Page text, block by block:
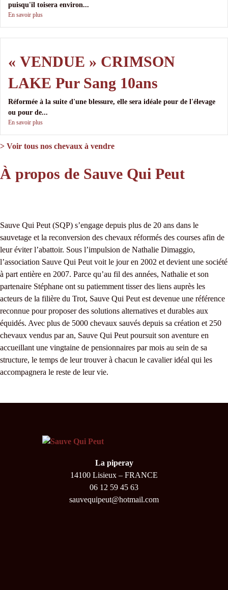
puisqu'il toisera environ...
En savoir plus
« VENDUE » CRIMSON
LAKE Pur Sang 10ans
Réformée à la suite d'une blessure, elle sera idéale pour de l'élevage
ou pour de...
En savoir plus
> Voir tous nos chevaux à vendre
À propos de Sauve Qui Peut
Sauve Qui Peut (SQP) s’engage depuis plus de 20 ans dans le
sauvetage et la reconversion des chevaux réformés des courses afin de
leur éviter l’abattoir. Sous l’impulsion de Nathalie Dimaggio,
l’association Sauve Qui Peut voit le jour en 2002 et devient une société
à part entière en 2007. Parce qu’au fil des années, Nathalie et son
partenaire Stéphane ont su patiemment tisser des liens auprès les
acteurs de la filière du Trot, Sauve Qui Peut est devenue une référence
reconnue pour proposer des solutions alternatives et durables aux
équidés. Avec plus de 5000 chevaux sauvés depuis sa création et 250
chevaux vendus par an, Sauve Qui Peut poursuit son aventure en
accueillant une vingtaine de pensionnaires par mois au sein de sa
structure, le temps de leur trouver à chacun le cavalier idéal qui les
accompagnera le reste de leur vie.
La piperay
14100 Lisieux – FRANCE
06 12 59 45 63
sauvequipeut@hotmail.com